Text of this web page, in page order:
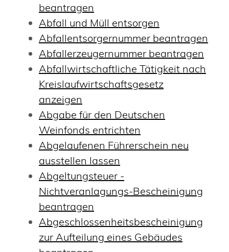
beantragen
Abfall und Müll entsorgen
Abfallentsorgernummer beantragen
Abfallerzeugernummer beantragen
Abfallwirtschaftliche Tätigkeit nach
Kreislaufwirtschaftsgesetz
anzeigen
Abgabe für den Deutschen
Weinfonds entrichten
Abgelaufenen Führerschein neu
ausstellen lassen
Abgeltungsteuer -
Nichtveranlagungs-Bescheinigung
beantragen
Abgeschlossenheitsbescheinigung
zur Aufteilung eines Gebäudes